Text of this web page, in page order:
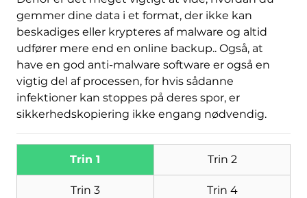
gemmer dine data i et format, der ikke kan
beskadiges eller krypteres af malware og altid
udfører mere end en online backup.. Også, at
have en god anti-malware software er også en
vigtig del af processen, for hvis sådanne
infektioner kan stoppes på deres spor, er
sikkerhedskopiering ikke engang nødvendig.
Trin 1 Trin 2
Trin 3 Trin 4
Værktøj til fjernelse af
malware